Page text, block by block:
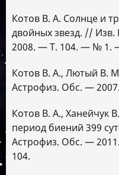
Котов В. А. Солнце и
двойных звезд. //
2008. — Т. 104. — № 1.
Котов В. А., Лютый В.
Астрофиз. Обс. —
Котов В. А., Ханейчук
период биений 399
Астрофиз. Обс. —
104.